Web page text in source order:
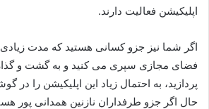
اپلیکیشن فعالیت دارند.
اگر شما نیز جزو کسانی هستید که مدت
فضای مجازی سپری می کنید و به گشت و
پردازید، به احتمال زیاد این اپلیکیشن را در
حال اگر جزو طرفداران نازنین همدانی پور